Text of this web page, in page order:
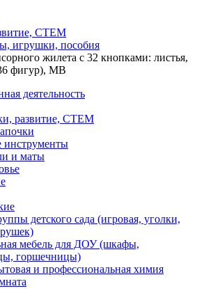
СТЕМ
игрушки, пособия
жилета с 32 кнопками: листья,
фигур), МВ
деятельность
развитие, СТЕМ
и маты
детского сада (игровая, уголки,
мебель для ДОУ (шкафы,
горшечницы)
и профессиональная химия